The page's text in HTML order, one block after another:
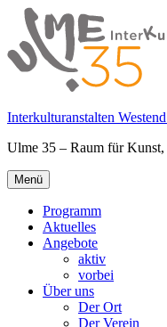
Springe
zum
Inhalt
Interkulturanstalten
Ulme 35 – Raum für
Primäres
Menü
Menü
Programm
Aktuelles
Angebote
aktiv
vorbei
Über uns
Der Ort
Der Verein